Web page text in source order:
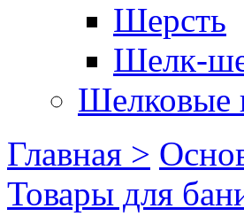
Шерсть
Шелк-
Главная >
Товары для